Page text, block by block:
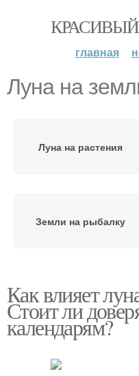
главная
Луна на
Луна на растения
Земли на рыбалку
Луны на рост
Как влияет
Стоит ли
календарям?